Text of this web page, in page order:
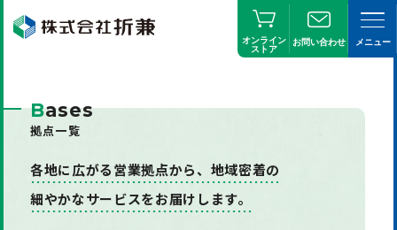
オンライン
ストア
お問い合わせ メニュー
Bases
拠点一覧
各地に広がる営業拠点から、 地域密着の
細やかなサービスをお届けします。